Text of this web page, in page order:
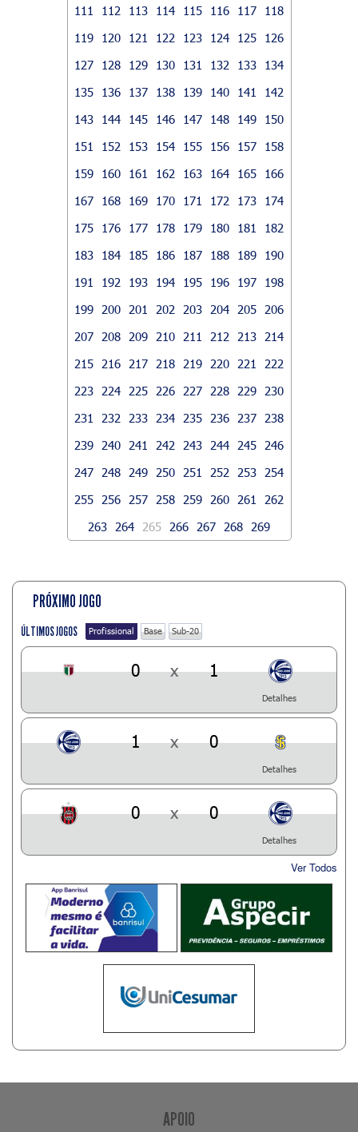
111
112 113 114 115 116 117
118
119
120 121 122 123 124 125
126
127
128 129 130 131 132 133
134
135
136 137 138 139 140 141
142
143
144 145 146 147 148 149
150
151
152 153 154 155 156 157
158
159
160 161 162 163 164 165
166
167
168 169 170 171 172 173
174
175
176 177 178 179 180 181
182
183
184 185 186 187 188 189
190
191
192 193 194 195 196 197
198
199
200 201 202 203 204 205
206
207
208 209 210 211 212 213
214
215
216 217 218 219 220 221
222
223
224 225 226 227 228 229
230
231
232 233 234 235 236 237
238
239
240 241 242 243 244 245
246
247
248 249 250 251 252 253
254
255
256 257 258 259 260 261
262
263
264 265 266 267 268 269
PRÓXIMO JOGO
ÚLTIMOS JOGOS Profissional Base Sub-20
0 x 1
Detalhes
1 x 0
Detalhes
0 x 0
Detalhes
Ver Todos
APOIO